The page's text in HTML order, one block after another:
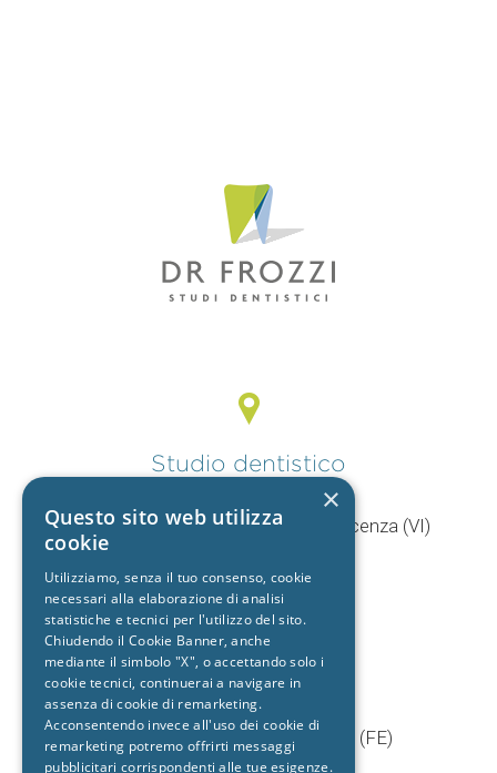
Studio dentistico
V.le Mercato Nuovo, 44/F 36100 Vicenza (VI)
+39 392 9402704
Studio dentistico
Cento
Via Baruffaldi, 5/1 44042 Cento (FE)
T.051 903603
×
Questo sito web utilizza
cookie
Utilizziamo, senza il tuo consenso, cookie
necessari alla elaborazione di analisi
statistiche e tecnici per l'utilizzo del sito.
Chiudendo il Cookie Banner, anche
mediante il simbolo "X", o accettando solo i
cookie tecnici, continuerai a navigare in
assenza di cookie di remarketing.
Acconsentendo invece all'uso dei cookie di
remarketing potremo offrirti messaggi
pubblicitari corrispondenti alle tue esigenze.